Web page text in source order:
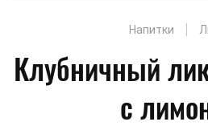
Напитки
Клубничный
с